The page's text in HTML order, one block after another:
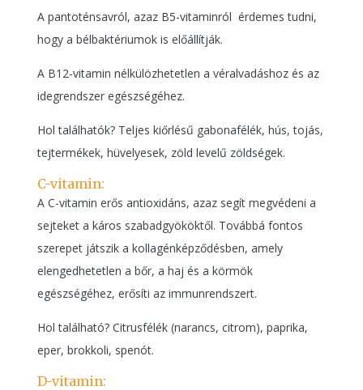
A pantoténsavról, azaz B5-vitaminról érdemes tudni,
hogy a bélbaktériumok is előállítják.
A B12-vitamin nélkülözhetetlen a véralvadáshoz és az
idegrendszer egészségéhez.
Hol találhatók? Teljes kiőrlésű gabonafélék, hús, tojás,
tejtermékek, hüvelyesek, zöld levelű zöldségek.
C-vitamin:
A C-vitamin erős antioxidáns, azaz segít megvédeni a
sejteket a káros szabadgyököktől. Továbbá fontos
szerepet játszik a kollagénképződésben, amely
elengedhetetlen a bőr, a haj és a körmök
egészségéhez, erősíti az immunrendszert.
Hol található? Citrusfélék (narancs, citrom), paprika,
eper, brokkoli, spenót.
D-vitamin: